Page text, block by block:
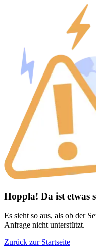
Hoppla! Da ist etwas
Es sieht so aus, als ob der
Anfrage nicht unterstützt.
Zurück zur Startseite